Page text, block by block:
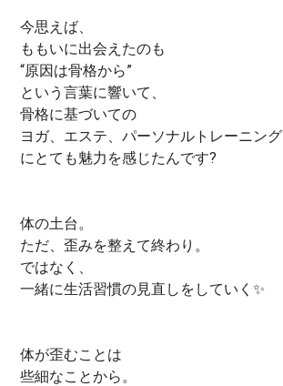
今思えば、
ももいに出会えたのも
“原因は骨格から”
という言葉に響いて、
骨格に基づいての
ヨガ、エステ、パーソナルトレーニング
にとても魅力を感じたんです?
体の土台。
ただ、歪みを整えて終わり。
ではなく、
一緒に生活習慣の見直しをしていく✨
体が歪むことは
些細なことから。